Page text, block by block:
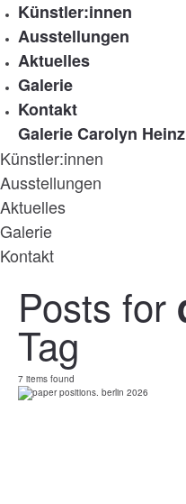
Künstler:innen
Ausstellungen
Aktuelles
Galerie
Kontakt
Galerie Carolyn Heinz
Künstler:innen
Ausstellungen
Aktuelles
Galerie
Kontakt
Posts for
Tag
7 items found